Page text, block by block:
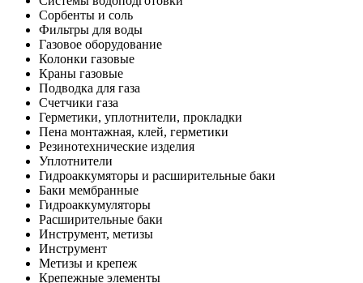
Сорбенты и соль
Фильтры для воды
Газовое оборудование
Колонки газовые
Краны газовые
Подводка для газа
Счетчики газа
Герметики, уплотнители, прокладки
Пена монтажная, клей, герметики
Резинотехнические изделия
Уплотнители
Гидроаккумяторы и расширительные баки
Баки мембранные
Гидроаккумуляторы
Расширительные баки
Инструмент, метизы
Инструмент
Метизы и крепеж
Крепежные элементы